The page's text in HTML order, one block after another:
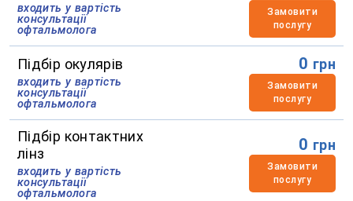
входить у вартість
консультації
офтальмолога
Замовити
послугу
Підбір окулярів
входить у вартість
консультації
офтальмолога
0 грн
Замовити
послугу
Підбір контактних
лінз
входить у вартість
консультації
офтальмолога
0 грн
Замовити
послугу